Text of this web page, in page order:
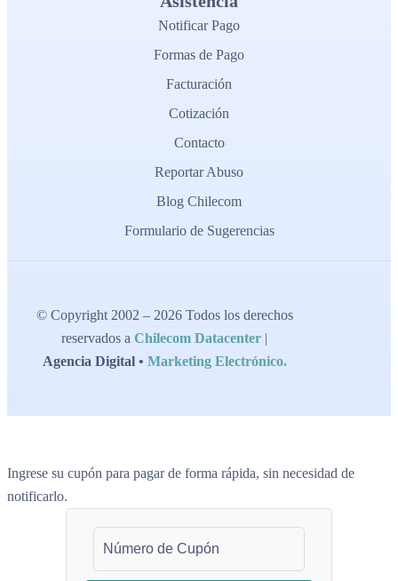
Notificar Pago
Formas de Pago
Facturación
Cotización
Contacto
Reportar Abuso
Blog Chilecom
Formulario de Sugerencias
© Copyright 2002 – 2026 Todos los derechos
reservados a Chilecom Datacenter |
Agencia Digital • Marketing Electrónico.
Ingrese su cupón para pagar de forma rápida, sin necesidad de
notificarlo.